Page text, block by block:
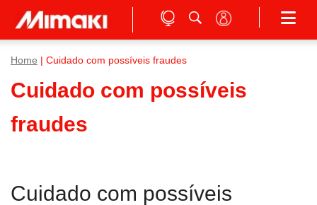
Home | Cuidado com possíveis fraudes
Cuidado com possíveis
fraudes
Cuidado com possíveis